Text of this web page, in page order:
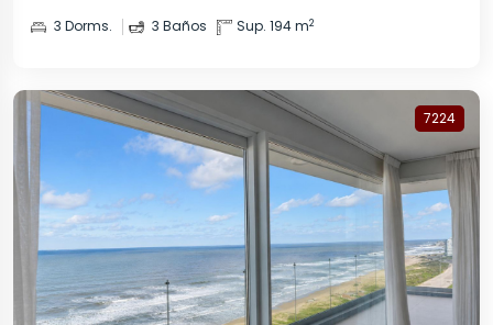
3 Dorms. 3 Baños Sup. 194 m2
7224